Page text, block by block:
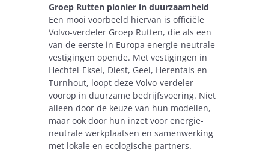
Groep Rutten pionier in duurzaamheid
Een mooi voorbeeld hiervan is officiële
Volvo-verdeler Groep Rutten, die als een
van de eerste in Europa energie-neutrale
vestigingen opende. Met vestigingen in
Hechtel-Eksel, Diest, Geel, Herentals en
Turnhout, loopt deze Volvo-verdeler
voorop in duurzame bedrijfsvoering. Niet
alleen door de keuze van hun modellen,
maar ook door hun inzet voor energie-
neutrale werkplaatsen en samenwerking
met lokale en ecologische partners.